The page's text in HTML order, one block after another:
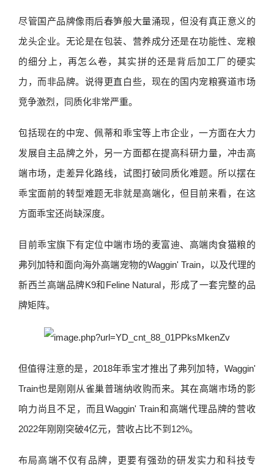
尽管国产品牌像雨后春笋般大量涌现，但没有真正意义的
龙头企业。无论是在包装、营养成分还是在功能性、宠粮
的细分上，再怎么卷，其实拼的还是背后加工厂的硬实
力，而非品牌。说得更直白些，现在的国内宠粮赛道市场
竞争激烈，同质化非常严重。
包括现在的中宠、佩蒂和乖宝等上市企业，一方面在大力
发展自主品牌之外，另一方面都在提高科研力量，冲击高
端市场，走差异化路线，试图打破同质化难题。所以摆在
乖宝面前的转型难题无非就是高端化，但目前来看，在这
方面乖宝还尚缺深度。
目前乖宝旗下有定位中端市场的麦富迪、高端肉食猫粮的
弗列加特和面向海外高端宠物的Waggin' Train，以及代理的
新西兰高端品牌K9和Feline Natural，形成了一套完整的品
牌矩阵。
但值得注意的是，2018年乖宝才推出了弗列加特，Waggin'
Train也是刚刚从雀巢普瑞纳收购而来。其在高端市场的影
响力尚且不足，而且Waggin' Train和高端代理品牌的营收
2022年刚刚突破4亿元，营收占比不到12%。
布局高端不仅有品牌，更要有强劲的研发实力和科技专